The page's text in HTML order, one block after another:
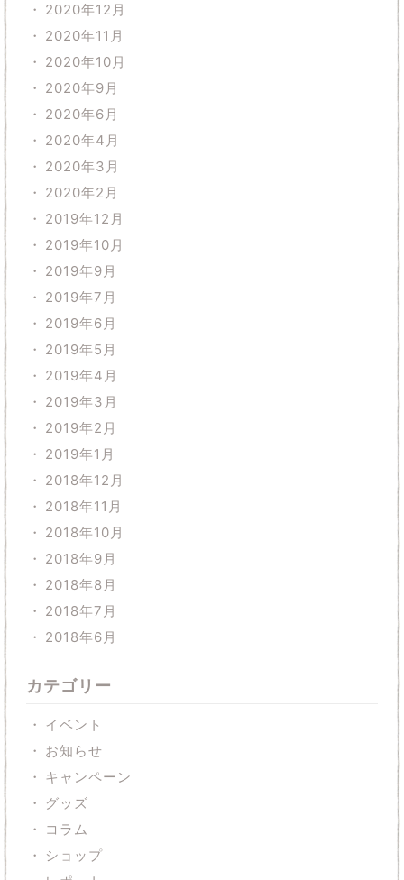
2020年12月
2020年11月
2020年10月
2020年9月
2020年6月
2020年4月
2020年3月
2020年2月
2019年12月
2019年10月
2019年9月
2019年7月
2019年6月
2019年5月
2019年4月
2019年3月
2019年2月
2019年1月
2018年12月
2018年11月
2018年10月
2018年9月
2018年8月
2018年7月
2018年6月
カテゴリー
イベント
お知らせ
キャンペーン
グッズ
コラム
ショップ